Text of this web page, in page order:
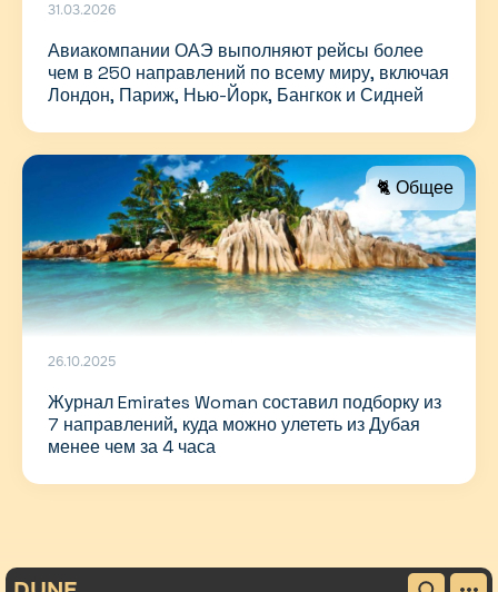
31.03.2026
Авиакомпании ОАЭ выполняют рейсы более
чем в 250 направлений по всему миру, включая
Лондон, Париж, Нью-Йорк, Бангкок и Сидней
🐈 Общее
26.10.2025
Журнал Emirates Woman составил подборку из
7 направлений, куда можно улететь из Дубая
менее чем за 4 часа